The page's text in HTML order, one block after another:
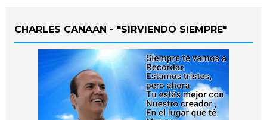
CHARLES CANAAN - "SIRVIENDO SIEMPRE"